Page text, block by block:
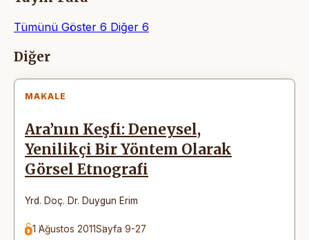
Tümünü Göster 6 Diğer 6
Makaleler
Diğer
MAKALE
Ara’nın Keşfi: Deneysel,
Yenilikçi Bir Yöntem Olarak
Görsel Etnografi
Yrd. Doç. Dr. Duygun Erim
1 Ağustos 2011Sayfa 9-27